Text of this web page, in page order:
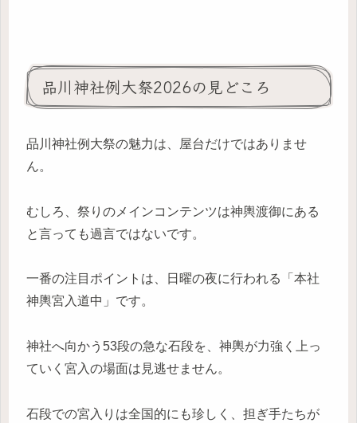
品川神社例大祭2026の見どころ
品川神社例大祭の魅力は、屋台だけではありませ
ん。
むしろ、祭りのメインコンテンツは神輿渡御にある
と言っても過言ではないです。
一番の注目ポイントは、日曜の夜に行われる「本社
神輿宮入道中」です。
神社へ向かう53段の急な石段を、神輿が力強く上っ
ていく宮入の場面は見逃せません。
石段での宮入りは全国的にも珍しく、担ぎ手たちが